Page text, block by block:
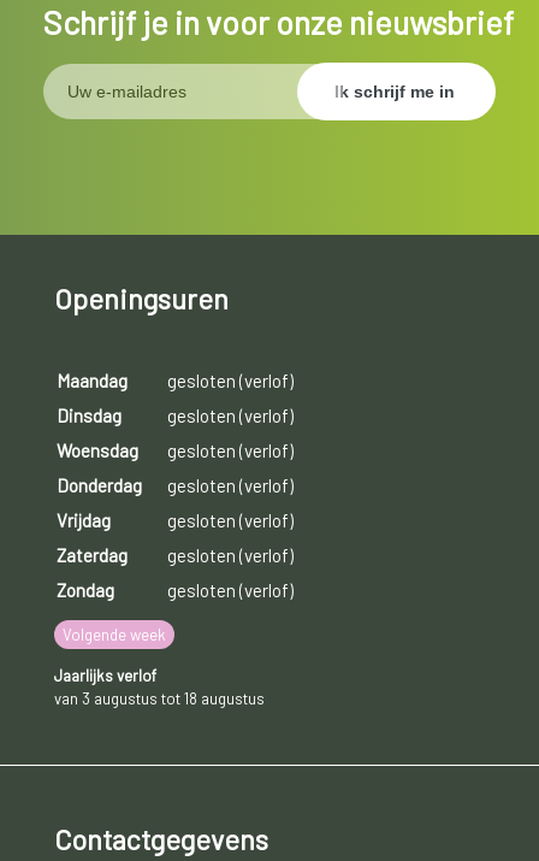
Schrijf je in voor onze nieuwsbrief
Openingsuren
Maandag
gesloten (verlof)
Dinsdag
gesloten (verlof)
Woensdag
gesloten (verlof)
Donderdag
gesloten (verlof)
Vrijdag
gesloten (verlof)
Zaterdag
gesloten (verlof)
Zondag
gesloten (verlof)
Volgende week
Jaarlijks verlof
van 3 augustus tot 18 augustus
Contactgegevens